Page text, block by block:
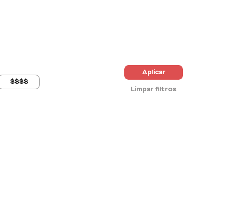
$$$$
Aplicar
Limpar filtros